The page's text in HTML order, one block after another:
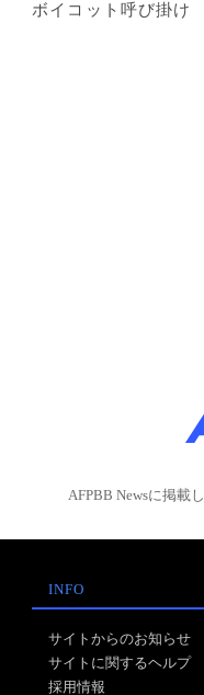
ボイコット呼び掛け
AFPBB Newsに掲載
INFO
サイトからのお知らせ
サイトに関するヘルプ
採用情報